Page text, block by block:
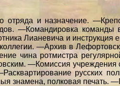
отряда и назначение.
—Командировка
Лианевича и
—Архив в
чина ротмистра
—Комиссия учреждения
русских
знамена, полковая печать.